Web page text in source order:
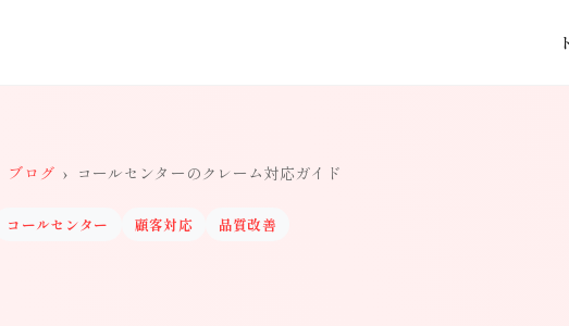
ブログ › コールセンターのクレーム対応ガイド
コールセンター 顧客対応 品質改善